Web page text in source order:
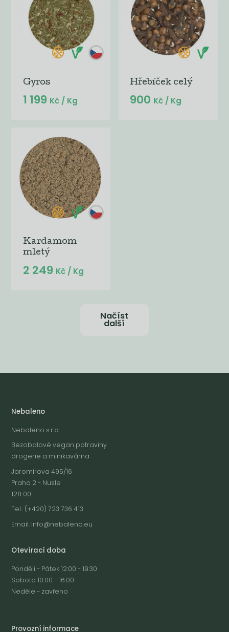
Gyros
1 199 Kč / Kg
Hřebíček celý
900 Kč / Kg
Kardamom
mletý
2 249 Kč / Kg
Načíst
další
Nebaleno
Nebaleno s.r.o.
Bezobalové vegan potraviny
drogerie a minikavárna
Jaromírova 495/16
Praha 2 - Nusle
128 00
Tel.: (+420) 723 736 413
Email: info@nebaleno.eu
Otevírací doba
Pondělí - Pátek 12:00 - 19:30
Sobota 10:00 - 16:00
Neděle - zavřeno
Provozní informace